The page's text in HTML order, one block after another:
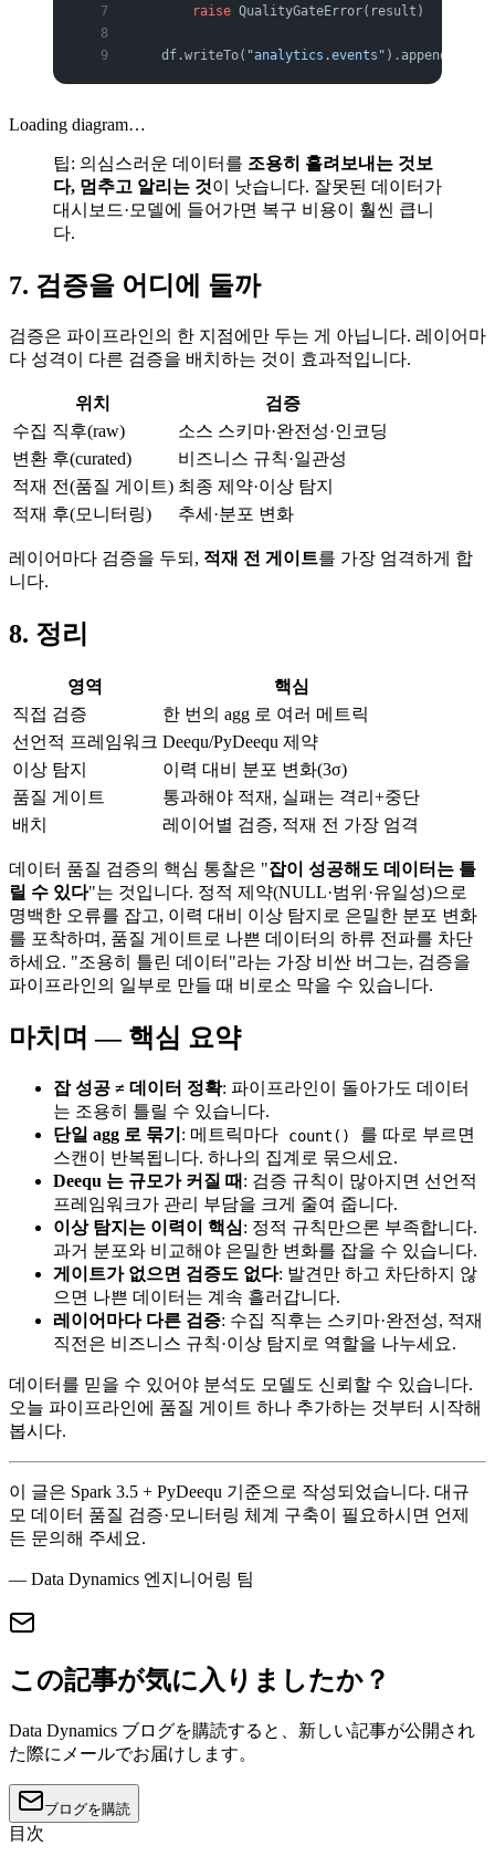
        raise
QualityGateError(result)
    df.writeTo(
"analytics.events" ).append()
Loading diagram…
팁: 의심스러운 데이터를 조용히 흘려보내는 것보
다, 멈추고 알리는 것이 낫습니다. 잘못된 데이터가
대시보드·모델에 들어가면 복구 비용이 훨씬 큽니
다.
7. 검증을 어디에 둘까
검증은 파이프라인의 한 지점에만 두는 게 아닙니다. 레이어마
다 성격이 다른 검증을 배치하는 것이 효과적입니다.
위치
검증
수집 직후(raw)
소스 스키마·완전성·인코딩
변환 후(curated)
비즈니스 규칙·일관성
적재 전(품질 게이트) 최종 제약·이상 탐지
적재 후(모니터링)
추세·분포 변화
레이어마다 검증을 두되, 적재 전 게이트를 가장 엄격하게 합
니다.
8. 정리
영역
핵심
직접 검증
한 번의 agg 로 여러 메트릭
선언적 프레임워크 Deequ/PyDeequ 제약
이상 탐지
이력 대비 분포 변화(3σ)
품질 게이트
통과해야 적재, 실패는 격리+중단
배치
레이어별 검증, 적재 전 가장 엄격
데이터 품질 검증의 핵심 통찰은 "잡이 성공해도 데이터는 틀
릴 수 있다"는 것입니다. 정적 제약(NULL·범위·유일성)으로
명백한 오류를 잡고, 이력 대비 이상 탐지로 은밀한 분포 변화
를 포착하며, 품질 게이트로 나쁜 데이터의 하류 전파를 차단
하세요. "조용히 틀린 데이터"라는 가장 비싼 버그는, 검증을
파이프라인의 일부로 만들 때 비로소 막을 수 있습니다.
마치며 — 핵심 요약
잡 성공 ≠ 데이터 정확: 파이프라인이 돌아가도 데이터
는 조용히 틀릴 수 있습니다.
단일 agg 로 묶기 : 메트릭마다 count()
를 따로 부르면
스캔이 반복됩니다. 하나의 집계로 묶으세요.
Deequ 는 규모가 커질 때 : 검증 규칙이 많아지면 선언적
프레임워크가 관리 부담을 크게 줄여 줍니다.
이상 탐지는 이력이 핵심: 정적 규칙만으론 부족합니다.
과거 분포와 비교해야 은밀한 변화를 잡을 수 있습니다.
게이트가 없으면 검증도 없다: 발견만 하고 차단하지 않
으면 나쁜 데이터는 계속 흘러갑니다.
레이어마다 다른 검증: 수집 직후는 스키마·완전성, 적재
직전은 비즈니스 규칙·이상 탐지로 역할을 나누세요.
데이터를 믿을 수 있어야 분석도 모델도 신뢰할 수 있습니다.
오늘 파이프라인에 품질 게이트 하나 추가하는 것부터 시작해
봅시다.
이 글은 Spark 3.5 + PyDeequ 기준으로 작성되었습니다. 대규
모 데이터 품질 검증·모니터링 체계 구축이 필요하시면 언제
든 문의해 주세요.
— Data Dynamics 엔지니어링 팀
この記事が気に入りましたか？
Data Dynamics ブログを購読すると、新しい記事が公開され
た際にメールでお届けします。
ブログを購読
目次